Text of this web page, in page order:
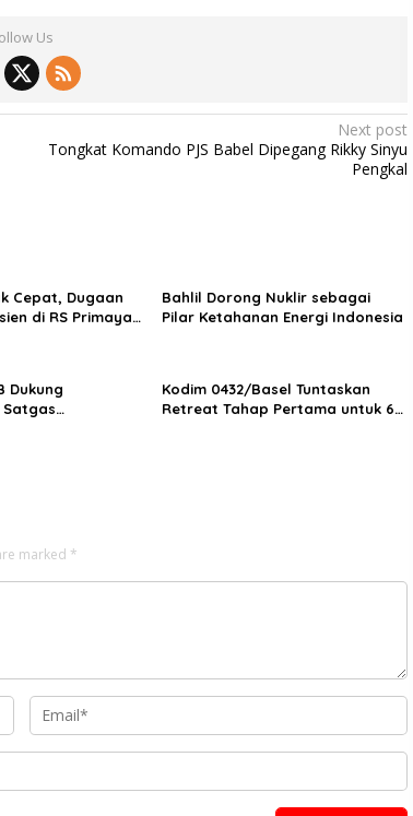
Us
Next post
Tongkat Komando PJS Babel Dipegang Rikky Sinyu
Pengkal
Cepat, Dugaan
di RS Primaya
Bahlil Dorong Nuklir sebagai
Pilar Ketahanan Energi Indonesia
Dukung
Satgas
Kodim 0432/Basel Tuntaskan
Retreat Tahap Pertama untuk 67
marked *